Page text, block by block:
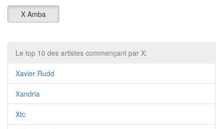
X Amba
Le top 10 des artistes commençant par X:
Xavier Rudd
Xandria
Xtc